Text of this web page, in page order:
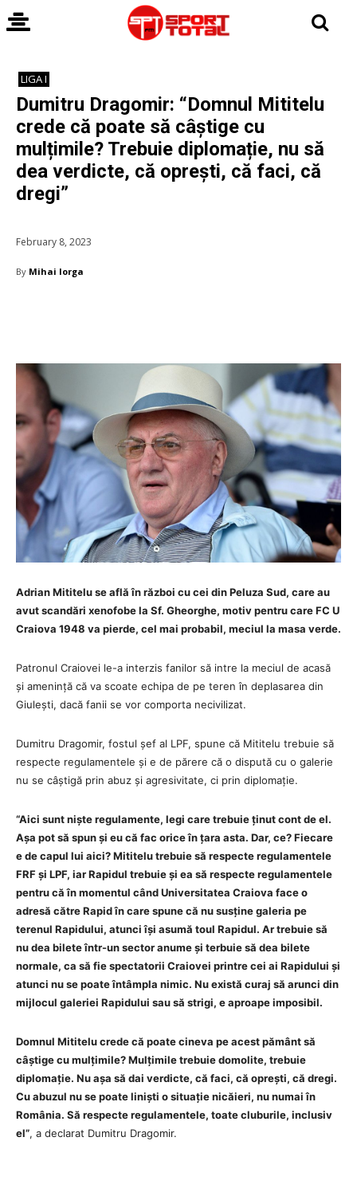
LIGA I
Dumitru Dragomir: “Domnul Mititelu
crede că poate să câștige cu
mulțimile? Trebuie diplomație, nu să
dea verdicte, că oprești, că faci, că
dregi”
February 8, 2023
By Mihai Iorga
Adrian Mititelu se află în război cu cei din Peluza Sud, care au
avut scandări xenofobe la Sf. Gheorghe, motiv pentru care FC U
Craiova 1948 va pierde, cel mai probabil, meciul la masa verde.
Patronul Craiovei le-a interzis fanilor să intre la meciul de acasă
și amenință că va scoate echipa de pe teren în deplasarea din
Giulești, dacă fanii se vor comporta necivilizat.
Dumitru Dragomir, fostul șef al LPF, spune că Mititelu trebuie să
respecte regulamentele și e de părere că o dispută cu o galerie
nu se câștigă prin abuz și agresivitate, ci prin diplomație.
“Aici sunt niște regulamente, legi care trebuie ținut cont de el.
Așa pot să spun și eu că fac orice în țara asta. Dar, ce? Fiecare
e de capul lui aici? Mititelu trebuie să respecte regulamentele
FRF și LPF, iar Rapidul trebuie și ea să respecte regulamentele
pentru că în momentul când Universitatea Craiova face o
adresă către Rapid în care spune că nu susține galeria pe
terenul Rapidului, atunci își asumă toul Rapidul. Ar trebuie să
nu dea bilete într-un sector anume și terbuie să dea bilete
normale, ca să fie spectatorii Craiovei printre cei ai Rapidului și
atunci nu se poate întâmpla nimic. Nu există curaj să arunci din
mijlocul galeriei Rapidului sau să strigi, e aproape imposibil.
Domnul Mititelu crede că poate cineva pe acest pământ să
câștige cu mulțimile? Mulțimile trebuie domolite, trebuie
diplomație. Nu așa să dai verdicte, că faci, că oprești, că dregi.
Cu abuzul nu se poate liniști o situație nicăieri, nu numai în
România. Să respecte regulamentele, toate cluburile, inclusiv
el”, a declarat Dumitru Dragomir.